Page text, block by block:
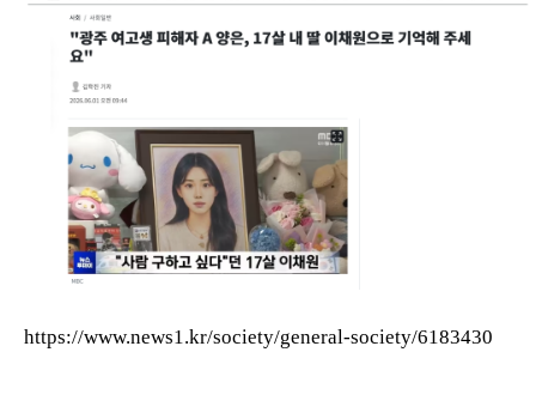
https://www.news1.kr/society/general-society/6183430